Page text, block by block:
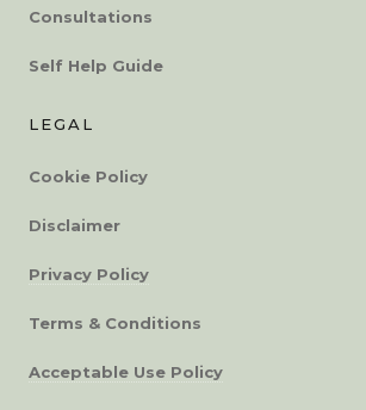
Consultations
Self Help Guide
LEGAL
Cookie Policy
Disclaimer
Privacy Policy
Terms & Conditions
Acceptable Use Policy